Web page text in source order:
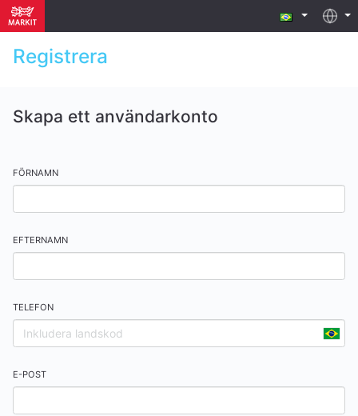
Registrera
Skapa ett användarkonto
FÖRNAMN
EFTERNAMN
TELEFON
E-POST